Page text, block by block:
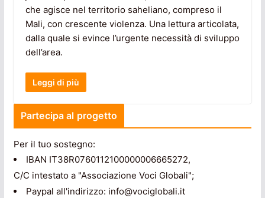
che agisce nel territorio saheliano, compreso il
Mali, con crescente violenza. Una lettura articolata,
dalla quale si evince l’urgente necessità di sviluppo
dell’area.
Leggi di più
Partecipa al progetto
Per il tuo sostegno:
IBAN IT38R0760112100000006665272,
C/C intestato a "Associazione Voci Globali";
Paypal all'indirizzo: info@vociglobali.it